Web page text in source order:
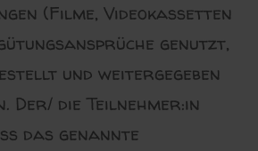
(Filme, Videokassetten
genutzt,
und weitergegeben
Der/ die Teilnehmer:in
das genannte